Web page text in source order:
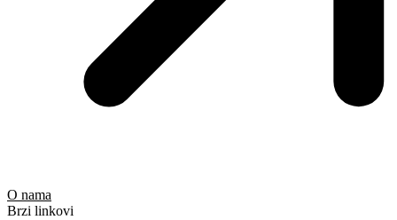
O nama
Brzi linkovi